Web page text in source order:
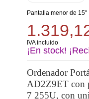
Pantalla menor de 15"|
IVA incluido
¡En stock!
Ordenador
AD2Z9ET con
7 255U, con